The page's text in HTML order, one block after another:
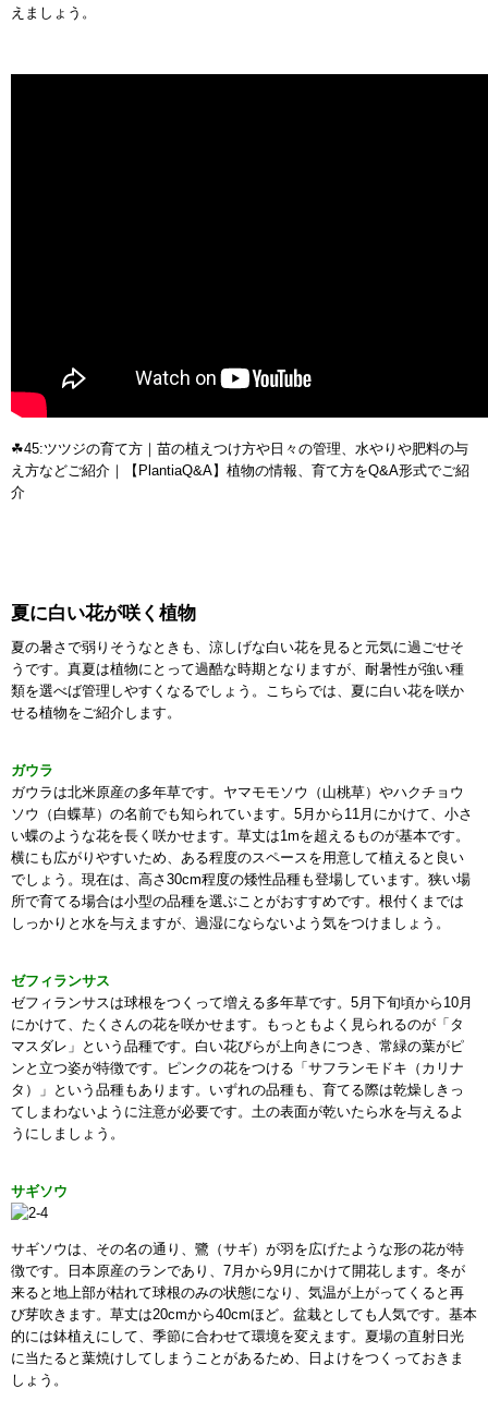
えましょう。
☘45:ツツジの育て方｜苗の植えつけ方や日々の管理、水やりや肥料の与
え方などご紹介｜【PlantiaQ&A】植物の情報、育て方をQ&A形式でご紹
介
夏に白い花が咲く植物
夏の暑さで弱りそうなときも、涼しげな白い花を見ると元気に過ごせそ
うです。真夏は植物にとって過酷な時期となりますが、耐暑性が強い種
類を選べば管理しやすくなるでしょう。こちらでは、夏に白い花を咲か
せる植物をご紹介します。
ガウラ
ガウラは北米原産の多年草です。ヤマモモソウ（山桃草）やハクチョウ
ソウ（白蝶草）の名前でも知られています。5月から11月にかけて、小さ
い蝶のような花を長く咲かせます。草丈は1mを超えるものが基本です。
横にも広がりやすいため、ある程度のスペースを用意して植えると良い
でしょう。現在は、高さ30cm程度の矮性品種も登場しています。狭い場
所で育てる場合は小型の品種を選ぶことがおすすめです。根付くまでは
しっかりと水を与えますが、過湿にならないよう気をつけましょう。
ゼフィランサス
ゼフィランサスは球根をつくって増える多年草です。5月下旬頃から10月
にかけて、たくさんの花を咲かせます。もっともよく見られるのが「タ
マスダレ」という品種です。白い花びらが上向きにつき、常緑の葉がピ
ンと立つ姿が特徴です。ピンクの花をつける「サフランモドキ（カリナ
タ）」という品種もあります。いずれの品種も、育てる際は乾燥しきっ
てしまわないように注意が必要です。土の表面が乾いたら水を与えるよ
うにしましょう。
サギソウ
サギソウは、その名の通り、鷺（サギ）が羽を広げたような形の花が特
徴です。日本原産のランであり、7月から9月にかけて開花します。冬が
来ると地上部が枯れて球根のみの状態になり、気温が上がってくると再
び芽吹きます。草丈は20cmから40cmほど。盆栽としても人気です。基本
的には鉢植えにして、季節に合わせて環境を変えます。夏場の直射日光
に当たると葉焼けしてしまうことがあるため、日よけをつくっておきま
しょう。